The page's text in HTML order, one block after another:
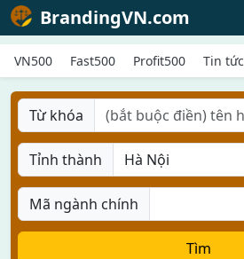
BrandingVN.com
VN500 Fast500 Profit500 Tin tức
Từ khóa
Tỉnh thành
Mã ngành chính
Tìm